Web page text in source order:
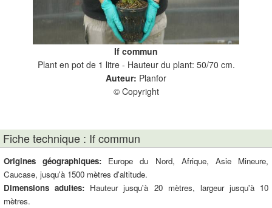
If commun
Plant en pot de 1 litre - Hauteur du plant: 50/70 cm.
Auteur: Planfor
© Copyright
Fiche technique : If commun
Origines géographiques: Europe du Nord, Afrique, Asie Mineure,
Caucase, jusqu'à 1500 mètres d'altitude.
Dimensions adultes: Hauteur jusqu'à 20 mètres, largeur jusqu'à 10
mètres.